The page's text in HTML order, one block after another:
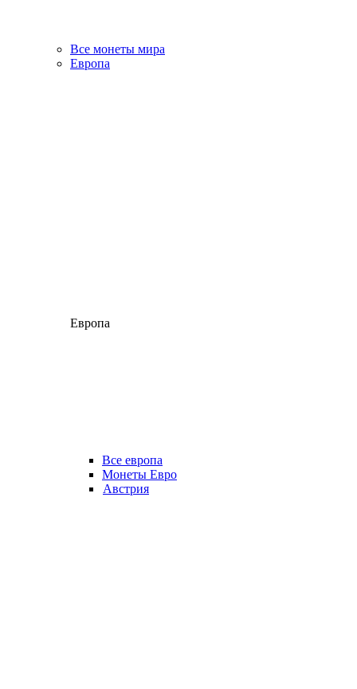
Все монеты мира
Европа
Европа
Все европа
Монеты Евро
Австрия